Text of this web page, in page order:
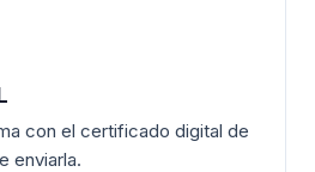
con el certificado digital de
enviarla.